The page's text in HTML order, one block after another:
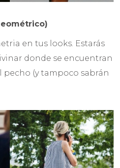
en tus looks. Estarás
donde se encuentran
pecho (y tampoco sabrán